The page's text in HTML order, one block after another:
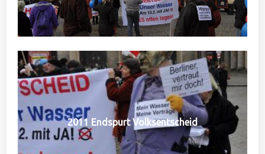
2011 Endspurt Volksentscheid